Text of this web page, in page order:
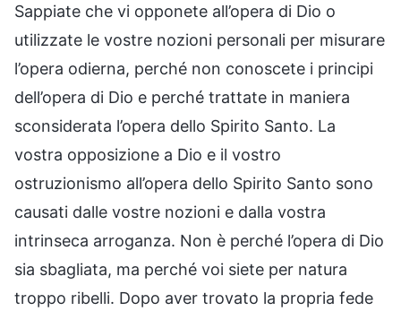
Sappiate che vi opponete all’opera di Dio o
utilizzate le vostre nozioni personali per misurare
l’opera odierna, perché non conoscete i principi
dell’opera di Dio e perché trattate in maniera
sconsiderata l’opera dello Spirito Santo. La
vostra opposizione a Dio e il vostro
ostruzionismo all’opera dello Spirito Santo sono
causati dalle vostre nozioni e dalla vostra
intrinseca arroganza. Non è perché l’opera di Dio
sia sbagliata, ma perché voi siete per natura
troppo ribelli. Dopo aver trovato la propria fede